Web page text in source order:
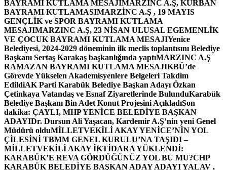
BAYRAMI KUTLAMA MESAJIMARZINC A.Ş, KURBAN
BAYRAMI KUTLAMASIMARZİNC A.Ş , 19 MAYIS
GENÇLİK ve SPOR BAYRAMI KUTLAMA
MESAJIMARZINC A.Ş, 23 NİSAN ULUSAL EGEMENLİK
VE ÇOCUK BAYRAMI KUTLAMA MESAJIYenice
Belediyesi, 2024-2029 döneminin ilk meclis toplantısını Belediye
Başkanı Sertaş Karakaş başkanlığında yaptıMARZINC A.Ş
RAMAZAN BAYRAMI KUTLAMA MESAJIKBÜ’de
Görevde Yükselen Akademisyenlere Belgeleri Takdim
EdildiAK Parti Karabük Belediye Başkan Adayı Özkan
Çetinkaya Vatandaş ve Esnaf Ziyaretlerinde BulunduKarabük
Belediye Başkanı Bin Adet Konut Projesini AçıkladıSon
dakika: ÇAYLI, MHP YENİCE BELEDİYE BAŞKAN
ADAYIDr. Dursun Ali Yaşacan, Kardemir A.Ş’nin yeni Genel
Müdürü olduMİLLETVEKİLİ AKAY YENİCE’NİN YOL
ÇİLESİNİ TBMM GENEL KURULU’NA TAŞIDI –
MİLLETVEKİLİ AKAY İKTİDARA YÜKLENDİ:
KARABÜK’E REVA GÖRDÜĞÜNÜZ YOL BU MU?CHP
KARABÜK BELEDİYE BAŞKAN ADAY ADAYI YALAV ,